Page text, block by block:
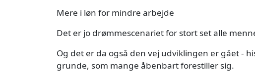
Mere i løn for mindre arbejde
Det er jo drømmescenariet for stort set alle
Og det er da også den vej udviklingen er gået -
grunde, som mange åbenbart forestiller sig.